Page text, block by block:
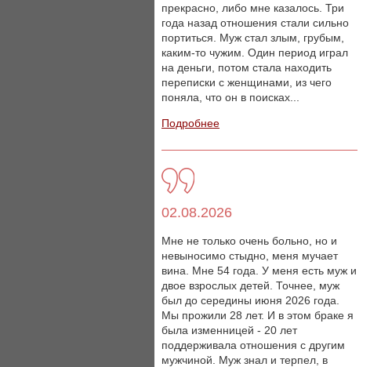
прекрасно, либо мне казалось. Три
года назад отношения стали сильно
портиться. Муж стал злым, грубым,
каким-то чужим. Один период играл
на деньги, потом стала находить
переписки с женщинами, из чего
поняла, что он в поисках...
Подробнее
02.08.2026
Мне не только очень больно, но и
невыносимо стыдно, меня мучает
вина. Мне 54 года. У меня есть муж и
двое взрослых детей. Точнее, муж
был до середины июня 2026 года.
Мы прожили 28 лет. И в этом браке я
была изменницей - 20 лет
поддерживала отношения с другим
мужчиной. Муж знал и терпел, в